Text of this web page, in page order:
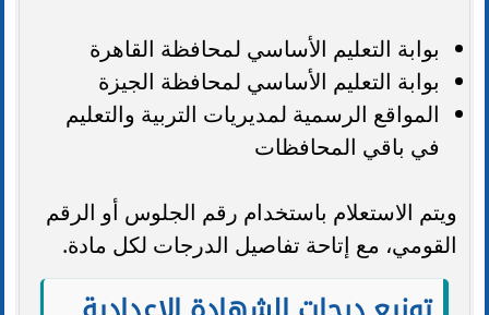
بوابة التعليم الأساسي لمحافظة القاهرة
بوابة التعليم الأساسي لمحافظة الجيزة
المواقع الرسمية لمديريات التربية والتعليم
في باقي المحافظات
ويتم الاستعلام باستخدام رقم الجلوس أو الرقم
القومي، مع إتاحة تفاصيل الدرجات لكل مادة.